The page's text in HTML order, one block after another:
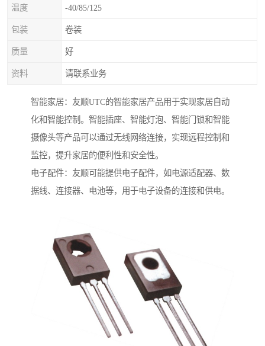
温度 -40/85/125
包装 卷装
质量 好
资料 请联系业务
智能家居：友顺UTC的智能家居产品用于实现家居自动
化和智能控制。智能插座、智能灯泡、智能门锁和智能
摄像头等产品可以通过无线网络连接，实现远程控制和
监控，提升家居的便利性和安全性。
电子配件：友顺可能提供电子配件，如电源适配器、数
据线、连接器、电池等，用于电子设备的连接和供电。